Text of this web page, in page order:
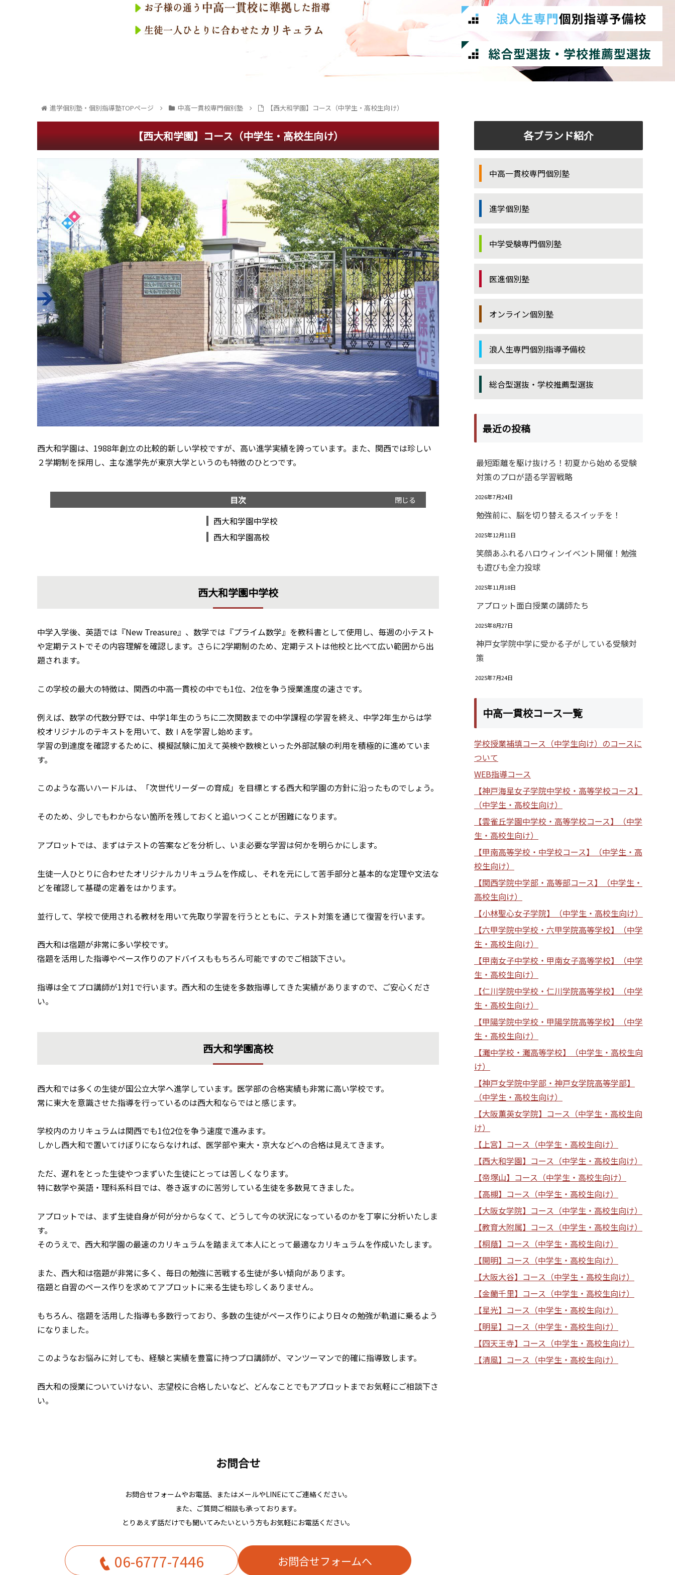
進学個別塾・個別指導塾TOPページ 中高一貫校専門個別塾 【西大和学園】コース（中学生・高校生向け）
【西大和学園】コース（中学生・高校生向け）
西大和学園は、1988年創立の比較的新しい学校ですが、高い進学実績を誇っています。また、関西では珍しい
２学期制を採用し、主な進学先が東京大学というのも特徴のひとつです。
目次
西大和学園中学校
西大和学園高校
西大和学園中学校
中学入学後、英語では『New Treasure』、数学では『プライム数学』を教科書として使用し、毎週の小テスト
や定期テストでその内容理解を確認します。さらに2学期制のため、定期テストは他校と比べて広い範囲から出
題されます。
この学校の最大の特徴は、関西の中高一貫校の中でも1位、2位を争う授業進度の速さです。
例えば、数学の代数分野では、中学1年生のうちに二次関数までの中学課程の学習を終え、中学2年生からは学
校オリジナルのテキストを用いて、数ⅠAを学習し始めます。
学習の到達度を確認するために、模擬試験に加えて英検や数検といった外部試験の利用を積極的に進めていま
す。
このような高いハードルは、「次世代リーダーの育成」を目標とする西大和学園の方針に沿ったものでしょう。
そのため、少しでもわからない箇所を残しておくと追いつくことが困難になります。
アプロットでは、まずはテストの答案などを分析し、いま必要な学習は何かを明らかにします。
生徒一人ひとりに合わせたオリジナルカリキュラムを作成し、それを元にして苦手部分と基本的な定理や文法な
どを確認して基礎の定着をはかります。
並行して、学校で使用される教材を用いて先取り学習を行うとともに、テスト対策を通じて復習を行います。
西大和は宿題が非常に多い学校です。
宿題を活用した指導やペース作りのアドバイスももちろん可能ですのでご相談下さい。
指導は全てプロ講師が1対1で行います。西大和の生徒を多数指導してきた実績がありますので、ご安心くださ
い。
西大和学園高校
西大和では多くの生徒が国公立大学へ進学しています。医学部の合格実績も非常に高い学校です。
常に東大を意識させた指導を行っているのは西大和ならではと感じます。
学校内のカリキュラムは関西でも1位2位を争う速度で進みます。
しかし西大和で置いてけぼりにならなければ、医学部や東大・京大などへの合格は見えてきます。
ただ、遅れをとった生徒やつまずいた生徒にとっては苦しくなります。
特に数学や英語・理科系科目では、巻き返すのに苦労している生徒を多数見てきました。
アプロットでは、まず生徒自身が何が分からなくて、どうして今の状況になっているのかを丁寧に分析いたしま
す。
そのうえで、西大和学園の最速のカリキュラムを踏まえて本人にとって最適なカリキュラムを作成いたします。
また、西大和は宿題が非常に多く、毎日の勉強に苦戦する生徒が多い傾向があります。
宿題と自習のペース作りを求めてアプロットに来る生徒も珍しくありません。
もちろん、宿題を活用した指導も多数行っており、多数の生徒がペース作りにより日々の勉強が軌道に乗るよう
になりました。
このようなお悩みに対しても、経験と実績を豊富に持つプロ講師が、マンツーマンで的確に指導致します。
西大和の授業についていけない、志望校に合格したいなど、どんなことでもアプロットまでお気軽にご相談下さ
い。
お問合せ
お問合せフォームやお電話、またはメールやLINEにてご連絡ください。
また、ご質問ご相談も承っております。
とりあえず話だけでも聞いてみたいという方もお気軽にお電話ください。
06-6777-7446 お問合せフォームへ
各ブランド紹介
中高一貫校専門個別塾
進学個別塾
中学受験専門個別塾
医進個別塾
オンライン個別塾
浪人生専門個別指導予備校
総合型選抜・学校推薦型選抜
最近の投稿
最短距離を駆け抜けろ！初夏から始める受験
対策のプロが語る学習戦略
2026年7月24日
勉強前に、脳を切り替えるスイッチを！
2025年12月11日
笑顔あふれるハロウィンイベント開催！勉強
も遊びも全力投球
2025年11月18日
アプロット面白授業の講師たち
2025年8月27日
神戸女学院中学に受かる子がしている受験対
策
2025年7月24日
中高一貫校コース一覧
学校授業補填コース（中学生向け）のコースに
ついて
WEB指導コース
【神戸海星女子学院中学校・高等学校コース】
（中学生・高校生向け）
【雲雀丘学園中学校・高等学校コース】（中学
生・高校生向け）
【甲南高等学校・中学校コース】（中学生・高
校生向け）
【関西学院中学部・高等部コース】（中学生・
高校生向け）
【小林聖心女子学院】（中学生・高校生向け）
【六甲学院中学校・六甲学院高等学校】（中学
生・高校生向け）
【甲南女子中学校・甲南女子高等学校】（中学
生・高校生向け）
【仁川学院中学校・仁川学院高等学校】（中学
生・高校生向け）
【甲陽学院中学校・甲陽学院高等学校】（中学
生・高校生向け）
【灘中学校・灘高等学校】（中学生・高校生向
け）
【神戸女学院中学部・神戸女学院高等学部】
（中学生・高校生向け）
【大阪薫英女学院】コース（中学生・高校生向
け）
【上宮】コース（中学生・高校生向け）
【西大和学園】コース（中学生・高校生向け）
【帝塚山】コース（中学生・高校生向け）
【高槻】コース（中学生・高校生向け）
【大阪女学院】コース（中学生・高校生向け）
【教育大附属】コース（中学生・高校生向け）
【桐蔭】コース（中学生・高校生向け）
【開明】コース（中学生・高校生向け）
【大阪大谷】コース（中学生・高校生向け）
【金蘭千里】コース（中学生・高校生向け）
【星光】コース（中学生・高校生向け）
【明星】コース（中学生・高校生向け）
【四天王寺】コース（中学生・高校生向け）
【清風】コース（中学生・高校生向け）